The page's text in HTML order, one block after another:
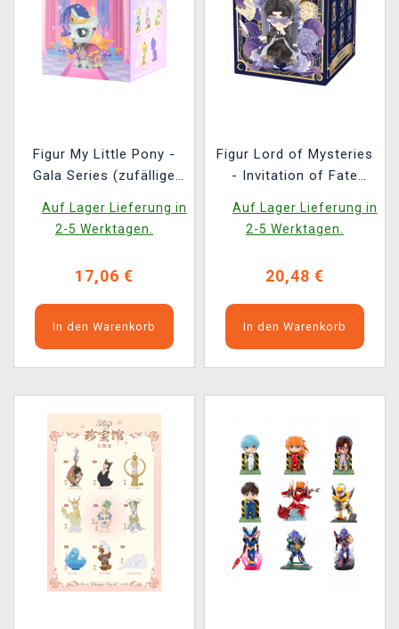
Figur My Little Pony -
Gala Series (zufällige
Auf Lager Lieferung in
2-5 Werktagen.
17,06 €
In den Warenkorb
Figur Lord of Mysteries
- Invitation of Fate
Auf Lager Lieferung in
2-5 Werktagen.
20,48 €
In den Warenkorb